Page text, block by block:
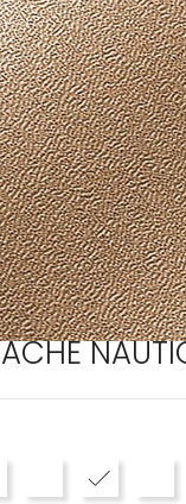
CREME en sup
PE4030 BEIGEPE4070 ROYAL 2